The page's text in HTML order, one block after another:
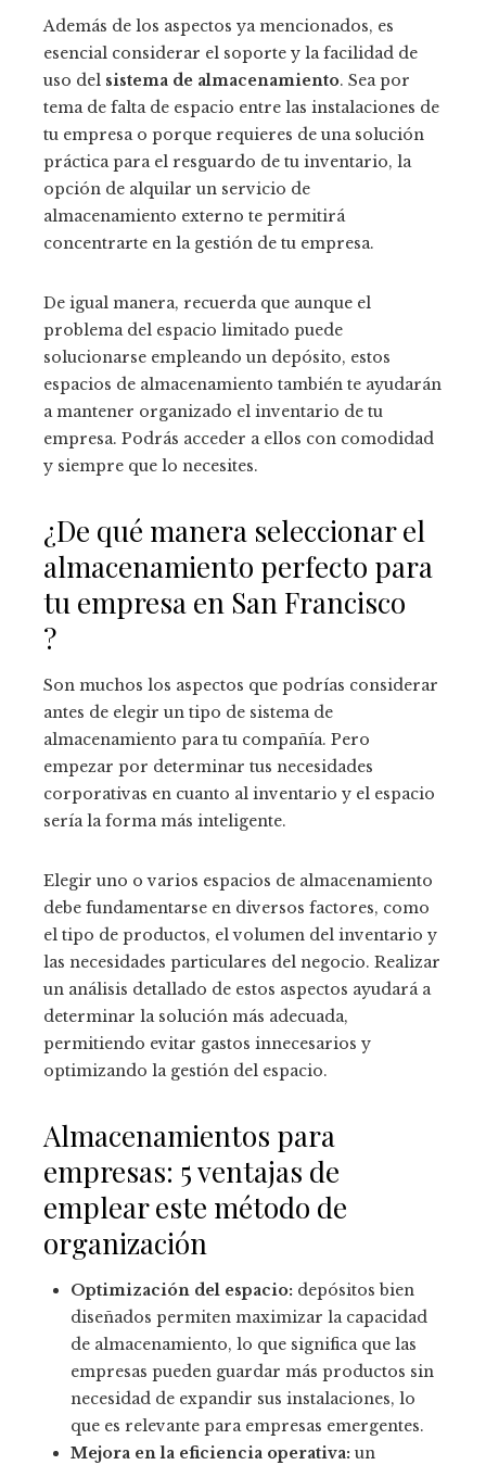
Además de los aspectos ya mencionados, es
esencial considerar el soporte y la facilidad de
uso del sistema de almacenamiento. Sea por
tema de falta de espacio entre las instalaciones de
tu empresa o porque requieres de una solución
práctica para el resguardo de tu inventario, la
opción de alquilar un servicio de
almacenamiento externo te permitirá
concentrarte en la gestión de tu empresa.
De igual manera, recuerda que aunque el
problema del espacio limitado puede
solucionarse empleando un depósito, estos
espacios de almacenamiento también te ayudarán
a mantener organizado el inventario de tu
empresa. Podrás acceder a ellos con comodidad
y siempre que lo necesites.
¿De qué manera seleccionar el
almacenamiento perfecto para
tu empresa en San Francisco
?
Son muchos los aspectos que podrías considerar
antes de elegir un tipo de sistema de
almacenamiento para tu compañía. Pero
empezar por determinar tus necesidades
corporativas en cuanto al inventario y el espacio
sería la forma más inteligente.
Elegir uno o varios espacios de almacenamiento
debe fundamentarse en diversos factores, como
el tipo de productos, el volumen del inventario y
las necesidades particulares del negocio. Realizar
un análisis detallado de estos aspectos ayudará a
determinar la solución más adecuada,
permitiendo evitar gastos innecesarios y
optimizando la gestión del espacio.
Almacenamientos para
empresas: 5 ventajas de
emplear este método de
organización
Optimización del espacio: depósitos bien
diseñados permiten maximizar la capacidad
de almacenamiento, lo que significa que las
empresas pueden guardar más productos sin
necesidad de expandir sus instalaciones, lo
que es relevante para empresas emergentes.
Mejora en la eficiencia operativa: un